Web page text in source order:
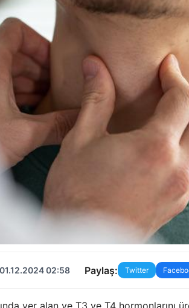
02:58 Paylaş: Twitter